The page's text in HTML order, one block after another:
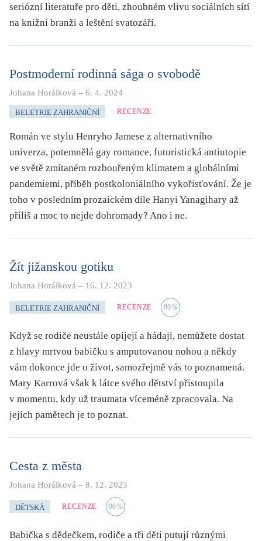
seriózní literatuře pro děti, zhoubném vlivu sociálních sítí
na knižní branži a leštění svatozáří.
Postmoderní rodinná sága o svobodě
Johana Horálková – 6. 4. 2024
BELETRIE ZAHRANIČNÍ RECENZE
Román ve stylu Henryho Jamese z alternativního
univerza, potemnělá gay romance, futuristická antiutopie
ve světě zmítaném rozbouřeným klimatem a globálními
pandemiemi, příběh postkoloniálního vykořisťování. Že je
toho v posledním prozaickém díle Hanyi Yanagihary až
příliš a moc to nejde dohromady? Ano i ne.
Žít jižanskou gotiku
Johana Horálková – 16. 12. 2023
BELETRIE ZAHRANIČNÍ RECENZE 80%
Když se rodiče neustále opíjejí a hádají, nemůžete dostat
z hlavy mrtvou babičku s amputovanou nohou a někdy
vám dokonce jde o život, samozřejmě vás to poznamená.
Mary Karrová však k látce svého dětství přistoupila
v momentu, kdy už traumata víceméně zpracovala. Na
jejích pamětech je to poznat.
Cesta z města
Johana Horálková – 8. 12. 2023
DĚTSKÁ RECENZE 90%
Babička s dědečkem, rodiče a tři děti putují různými